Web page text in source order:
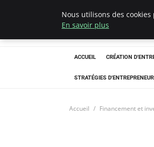
LECFCM
ACCUEIL CRÉATION
STRATÉGIES
Accueil Financement et
Nous utilisons des
En savoir plus